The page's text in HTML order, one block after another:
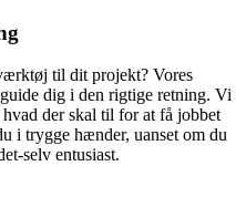
til dit projekt? Vores
dig i den rigtige retning. Vi
der skal til for at få jobbet
i trygge hænder, uanset om du
selv entusiast.